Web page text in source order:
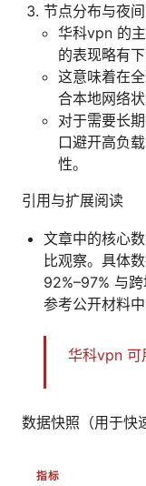
节点分布与夜
华科vpn 的
的表现略有
这意味着在
合本地网络
对于需要长
口避开高负
性。
引用与扩展阅读
文章中的核心
比观察。具体
92%–97% 与
参考公开材料
华科vpn 可
数据快照（用于快
指标